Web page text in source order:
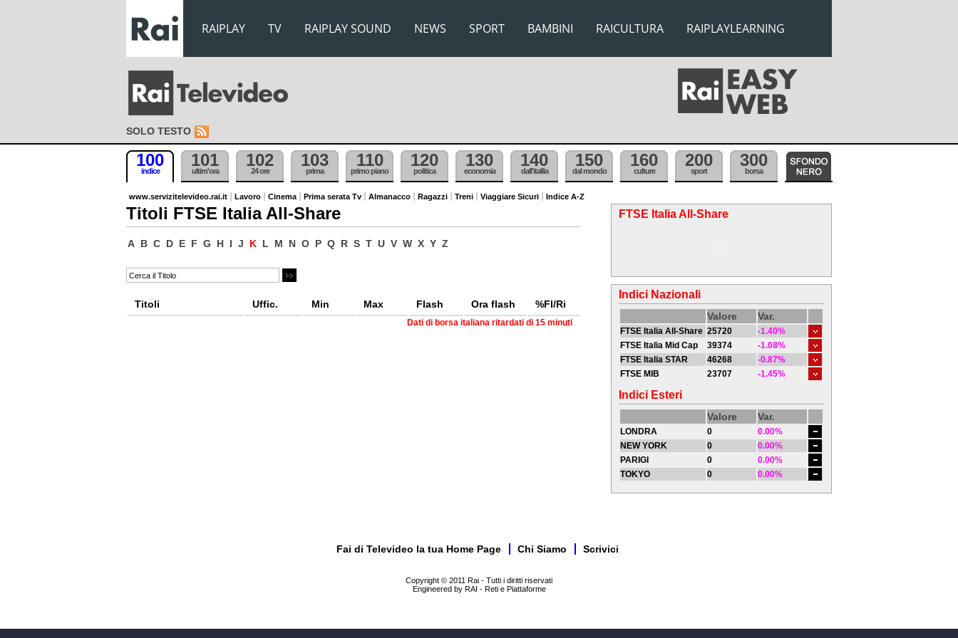
RAIPLAY TV RAIPLAY SOUND NEWS SPORT BAMBINI RAICULTURA RAIPLAYLEARNING
SOLO TESTO
100
indice
101
ultim'ora
102
24 ore
103
prima
110
primo piano
120
politica
130
economia
140
dall'itallia
150
dal mondo
160
culture
200
sport
300
borsa
www.servizitelevideo.rai.it Lavoro Cinema Prima serata Tv Almanacco Ragazzi Treni Viaggiare Sicuri Indice A-Z
Titoli FTSE Italia All-Share
A B C D E F G H I J K L M N O P Q R S T U V W X Y Z
Titoli Uffic. Min Max Flash Ora flash %Fl/Ri
Dati di borsa italiana ritardati di 15 minuti
FTSE Italia All-Share
Indici Nazionali
Valore Var.
FTSE Italia All-Share 25720
-1.40%
FTSE Italia Mid Cap
39374
-1.08%
FTSE Italia STAR
46268
-0.87%
FTSE MIB
23707 -1.45%
Indici Esteri
Valore Var.
LONDRA 0
0.00%
NEW YORK
0
0.00%
PARIGI
0
0.00%
TOKYO
0 0.00%
Fai di Televideo la tua Home Page Chi Siamo Scrivici
Copyright © 2011 Rai - Tutti i diritti riservati
Engineered by RAI - Reti e Piattaforme